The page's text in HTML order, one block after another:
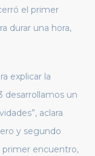
el primer
durar una hora,
explicar la
desarrollamos un
aclara
y segundo
primer encuentro,